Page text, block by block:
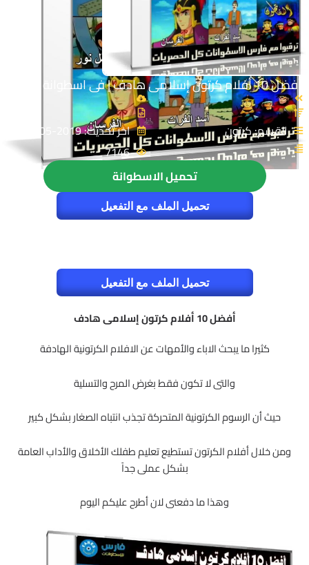
أفضل 10 أفلام كرتون إسلامى هادف | فى اسطوانة واحدة
القسم: كرتون
اخر تحديث: 2019-05-19
7146
تحميل الاسطوانة
تحميل الملف مع التفعيل
تحميل الملف مع التفعيل
أفضل 10 أفلام كرتون إسلامى هادف
كثيرا ما يبحث الاباء والأمهات عن الافلام الكرتونية الهادفة
والتى لا تكون فقط بغرض المرح والتسلية
حيث أن الرسوم الكرتونية المتحركة تجذب انتباه الصغار بشكل كبير
ومن خلال أفلام الكرتون تستطيع تعليم طفلك الأخلاق والأداب العامة
بشكل عملى جداً
وهذا ما دفعنى لان أطرح عليكم اليوم